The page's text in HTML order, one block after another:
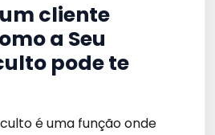
cliente
a Seu
pode te
é uma função onde